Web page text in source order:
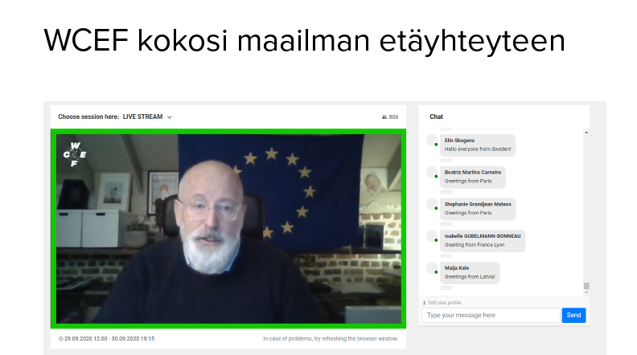
ARTIKKELIT
ARKISTO
TILAUSASIAT
MEDIATIEDOT
TIETOA
LEHDESTÄ
TAPAHTUMAT
YHTEYSTIEDOT
WCEF kokosi maailman etäyhteyteen